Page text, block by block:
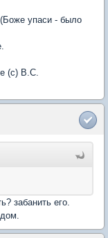
упаси - было
(с) В.С.
забанить его.